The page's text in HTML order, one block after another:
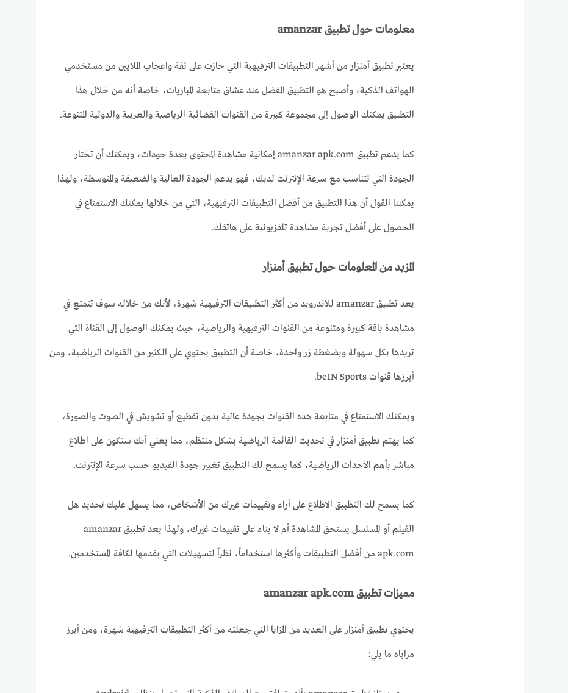
معلومات حول تطبيق amanzar
يعتبر تطبيق أمنزار من أشهر التطبيقات الترفيهية التي حازت على ثقة واعجاب الملايين من مستخدمي
الهواتف الذكية، وأصبح هو التطبيق المفضل عند عشاق متابعة المباريات، خاصة أنه من خلال هذا
التطبيق يمكنك الوصول إلى مجموعة كبيرة من القنوات الفضائية الرياضية والعربية والدولية المتنوعة.
كما يدعم تطبيق amanzar apk.com إمكانية مشاهدة المحتوى بعدة جودات، ويمكنك أن تختار
الجودة التي تتناسب مع سرعة الإنترنت لديك، فهو يدعم الجودة العالية والضعيفة والمتوسطة، ولهذا
يمكننا القول أن هذا التطبيق من أفضل التطبيقات الترفيهية، التي من خلالها يمكنك الاستمتاع في
الحصول على أفضل تجربة مشاهدة تلفزيونية على هاتفك.
المزيد من المعلومات حول تطبيق أمنزار
يعد تطبيق amanzar للاندرويد من أكثر التطبيقات الترفيهية شهرة، لأنك من خلاله سوف تتمتع في
مشاهدة باقة كبيرة ومتنوعة من القنوات الترفيهية والرياضية، حيث يمكنك الوصول إلى القناة التي
تريدها بكل سهولة وبضغطة زر واحدة، خاصة أن التطبيق يحتوي على الكثير من القنوات الرياضية، ومن
أبرزها قنوات beIN Sports.
ويمكنك الاستمتاع في متابعة هذه القنوات بجودة عالية بدون تقطيع أو تشويش في الصوت والصورة،
كما يهتم تطبيق أمنزار في تحديث القائمة الرياضية بشكل منتظم، مما يعني أنك ستكون على اطلاع
مباشر بأهم الأحداث الرياضية، كما يسمح لك التطبيق تغيير جودة الفيديو حسب سرعة الإنترنت.
كما يسمح لك التطبيق الاطلاع على أراء وتقييمات غيرك من الأشخاص، مما يسهل عليك تحديد هل
الفيلم أو المسلسل يستحق المشاهدة أم لا بناء على تقييمات غيرك، ولهذا يعد تطبيق amanzar
apk.com من أفضل التطبيقات وأكثرها استخداماً، نظراً لتسهيلات التي يقدمها لكافة المستخدمين.
مميزات تطبيق amanzar apk.com
يحتوي تطبيق أمنزار على العديد من المزايا التي جعلته من أكثر التطبيقات الترفيهية شهرة، ومن أبرز
مزاياه ما يلي: